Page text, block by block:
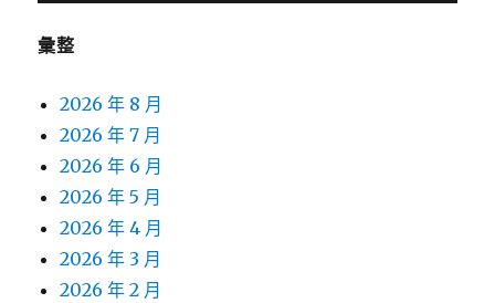
彙整
2026 年 8 月
2026 年 7 月
2026 年 6 月
2026 年 5 月
2026 年 4 月
2026 年 3 月
2026 年 2 月